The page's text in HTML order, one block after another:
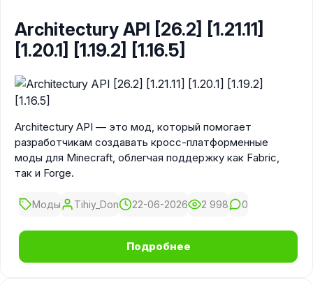
Architectury API [26.2] [1.21.11]
[1.20.1] [1.19.2] [1.16.5]
Architectury API — это мод, который помогает
разработчикам создавать кросс-платформенные
моды для Minecraft, облегчая поддержку как Fabric,
так и Forge.
Моды Tihiy_Don 22-06-2026 2 998 0
Подробнее